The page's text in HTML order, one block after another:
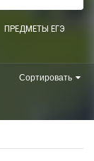
ПРЕДМЕТЫ ЕГЭ
Сортировать